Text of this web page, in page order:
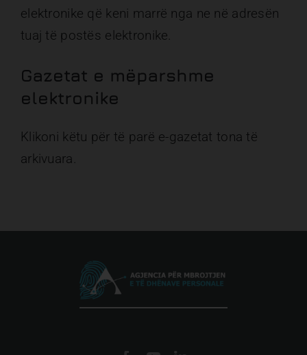
elektronike që keni marrë nga ne në adresën
tuaj të postës elektronike.
Gazetat e mëparshme
elektronike
Klikoni këtu për të parë e-gazetat tona të
arkivuara.